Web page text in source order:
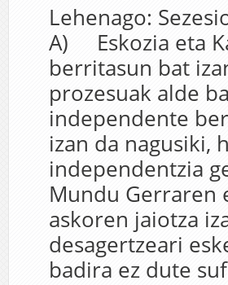
Lehenago:
A) Eskozia eta
berritasun bat
prozesuak alde
independente
izan da nagusiki,
independentzia
Mundu Gerraren
askoren jaiotza
desagertzeari
badira ez dute